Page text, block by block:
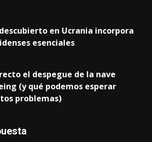
en Ucrania incorpora
esenciales
el despegue de la nave
(y qué podemos esperar
problemas)